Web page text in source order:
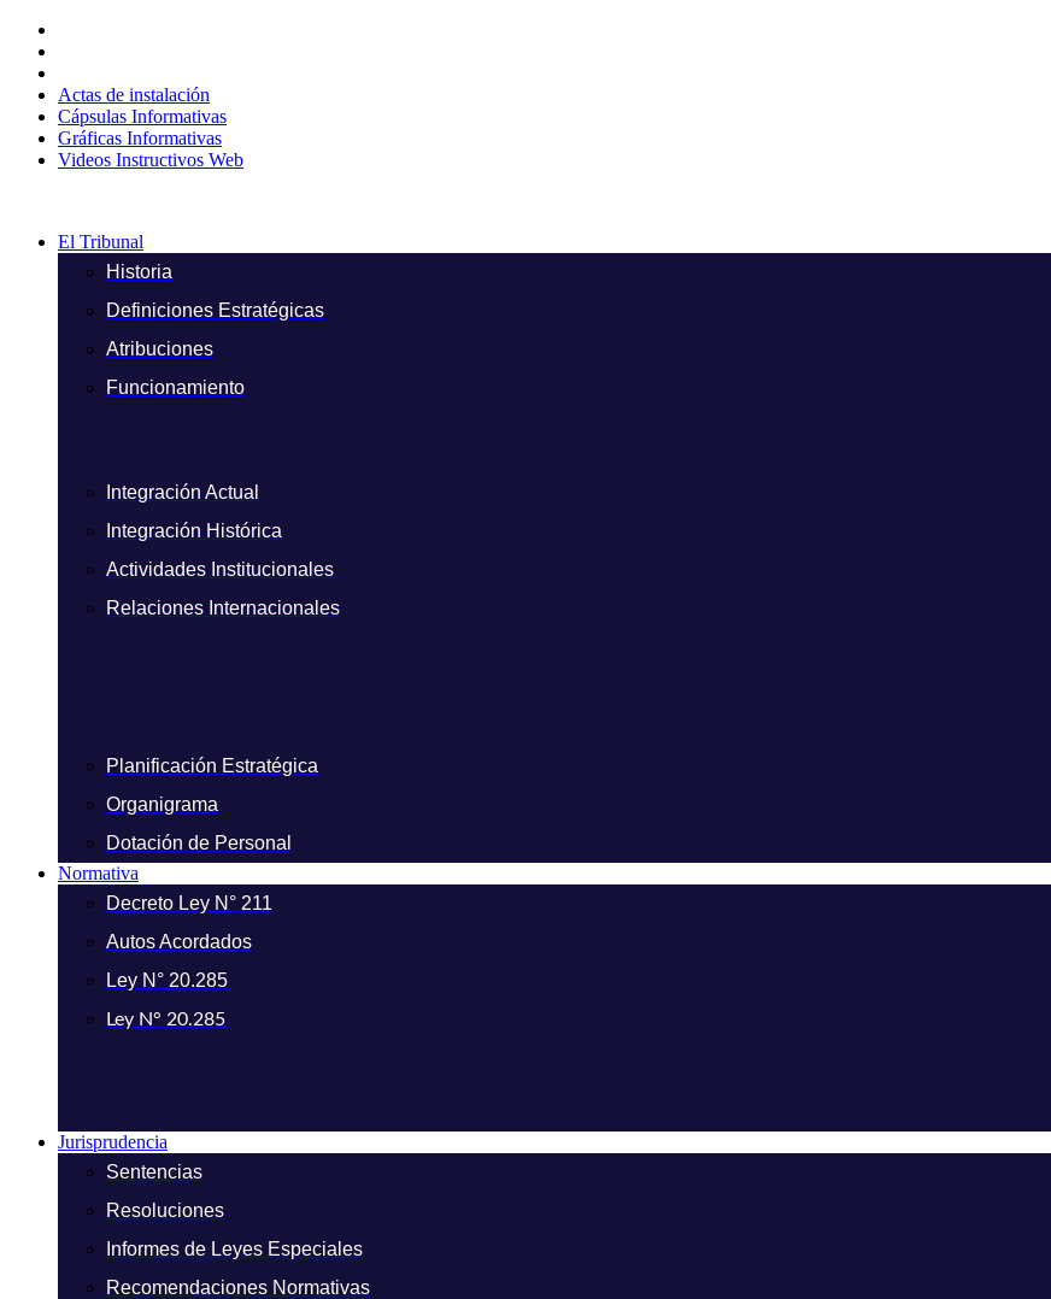
contenido
Actas de instalación
Cápsulas Informativas
Gráficas Informativas
Videos Instructivos Web
El Tribunal
Historia
Definiciones Estratégicas
Atribuciones
Funcionamiento
Integración Actual
Integración Histórica
Actividades Institucionales
Relaciones Internacionales
Planificación Estratégica
Organigrama
Dotación de Personal
Normativa
Decreto Ley N° 211
Autos Acordados
Ley N° 20.285
Ley N° 20.285
Jurisprudencia
Sentencias
Resoluciones
Informes de Leyes Especiales
Recomendaciones Normativas